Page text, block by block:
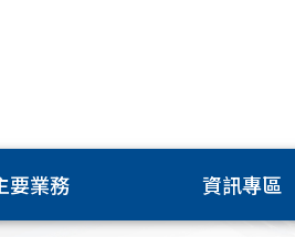
要業務 資訊專區